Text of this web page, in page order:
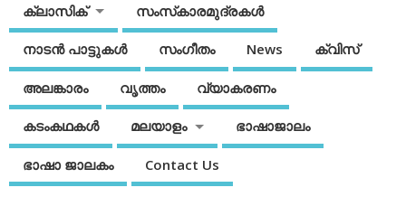
ക്ലാസിക് സംസ്‌കാരമുദ്രകള്‍
നാടന്‍ പാട്ടുകള്‍ സംഗീതം News ക്വിസ്
അലങ്കാരം വൃത്തം വ്യാകരണം
കടംകഥകള്‍ മലയാളം ഭാഷാജാലം
ഭാഷാ ജാലകം Contact Us